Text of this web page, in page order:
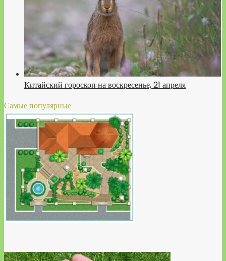
Китайский гороскоп на воскресенье, 21 апреля
Самые популярные